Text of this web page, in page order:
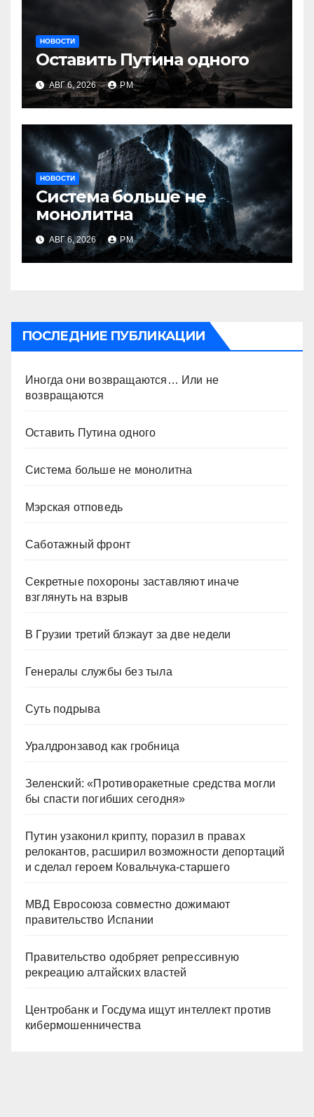
НОВОСТИ
Оставить Путина одного
АВГ 6, 2026 РМ
НОВОСТИ
Система больше не
монолитна
АВГ 6, 2026 РМ
ПОСЛЕДНИЕ ПУБЛИКАЦИИ
Иногда они возвращаются… Или не
возвращаются
Оставить Путина одного
Система больше не монолитна
Мэрская отповедь
Саботажный фронт
Секретные похороны заставляют иначе
взглянуть на взрыв
В Грузии третий блэкаут за две недели
Генералы службы без тыла
Суть подрыва
Уралдронзавод как гробница
Зеленский: «Противоракетные средства могли
бы спасти погибших сегодня»
Путин узаконил крипту, поразил в правах
релокантов, расширил возможности депортаций
и сделал героем Ковальчука-старшего
МВД Евросоюза совместно дожимают
правительство Испании
Правительство одобряет репрессивную
рекреацию алтайских властей
Центробанк и Госдума ищут интеллект против
кибермошенничества